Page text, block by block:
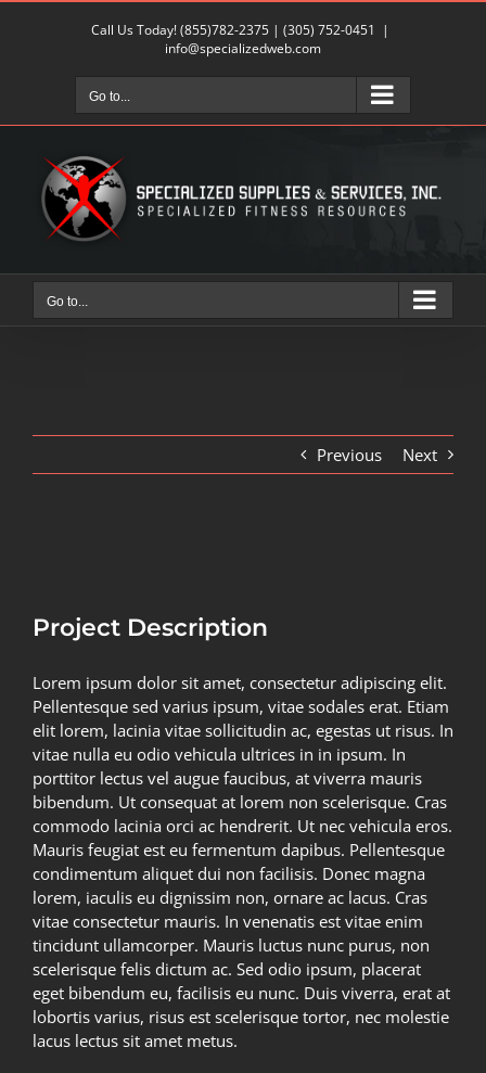
Call Us Today!(855)782-2375| (305) 752-0451
|
info@specializedweb.com
Go to...
Go to...
Previous Next
Project Description
Lorem ipsum dolor sit amet, consectetur adipiscing elit.
Pellentesque sed varius ipsum, vitae sodales erat. Etiam
elit lorem, lacinia vitae sollicitudin ac, egestas ut risus. In
vitae nulla eu odio vehicula ultrices in in ipsum. In
porttitor lectus vel augue faucibus, at viverra mauris
bibendum. Ut consequat at lorem non scelerisque. Cras
commodo lacinia orci ac hendrerit. Ut nec vehicula eros.
Mauris feugiat est eu fermentum dapibus. Pellentesque
condimentum aliquet dui non facilisis. Donec magna
lorem, iaculis eu dignissim non, ornare ac lacus. Cras
vitae consectetur mauris. In venenatis est vitae enim
tincidunt ullamcorper. Mauris luctus nunc purus, non
scelerisque felis dictum ac. Sed odio ipsum, placerat
eget bibendum eu, facilisis eu nunc. Duis viverra, erat at
lobortis varius, risus est scelerisque tortor, nec molestie
lacus lectus sit amet metus.